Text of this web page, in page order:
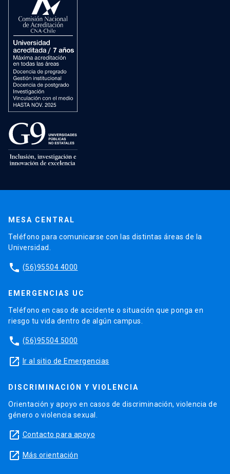
MESA CENTRAL
Teléfono para comunicarse con las distintas áreas de la
Universidad.
phone (56)95504 4000
EMERGENCIAS UC
Teléfono en caso de accidente o situación que ponga en
riesgo tu vida dentro de algún campus.
phone (56)95504 5000
launch Ir al sitio de Emergencias
DISCRIMINACIÓN Y VIOLENCIA
Orientación y apoyo en casos de discriminación, violencia de
género o violencia sexual.
launch Contacto para apoyo
launch Más orientación